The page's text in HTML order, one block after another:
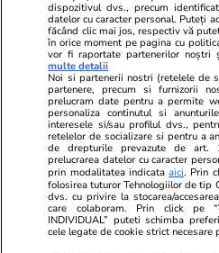
Ringier România
Libertatea pentru
Unica.ro
Program TV
Avantaje
ELLE
Gazeta
Stiri
Calculator
Ajută Copiii
Pariază responsabil! Decizia
Jocurile de noroc sunt
dispozitivul dvs., precum
datelor cu caracter personal. Puteți
făcând clic mai jos, respectiv vă
în orice moment pe pagina cu
vor fi raportate partenerilor noștri
multe detalii
Noi si partenerii nostri (retelele de
partenere, precum si furnizorii
prelucram date pentru a permite
personaliza continutul si
interesele si/sau profilul dvs.,
retelelor de socializare si pentru a
de drepturile prevazute de art.
prelucrarea datelor cu caracter
prin modalitatea indicataaici. Prin
folosirea tuturor Tehnologiilor de tip
dvs. cu privire la stocarea/
care colaboram. Prin click pe
INDIVIDUAL” puteti schimba
cele legate de cookie strict